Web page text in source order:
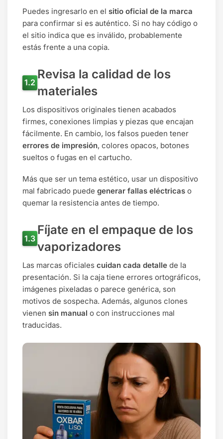
Puedes ingresarlo en el sitio oficial de la marca
para confirmar si es auténtico. Si no hay código o
el sitio indica que es inválido, probablemente
estás frente a una copia.
Revisa la calidad de los
materiales
Los dispositivos originales tienen acabados
firmes, conexiones limpias y piezas que encajan
fácilmente. En cambio, los falsos pueden tener
errores de impresión, colores opacos, botones
sueltos o fugas en el cartucho.
Más que ser un tema estético, usar un dispositivo
mal fabricado puede generar fallas eléctricas o
quemar la resistencia antes de tiempo.
Fíjate en el empaque de los
vaporizadores
Las marcas oficiales cuidan cada detalle de la
presentación. Si la caja tiene errores ortográficos,
imágenes pixeladas o parece genérica, son
motivos de sospecha. Además, algunos clones
vienen sin manual o con instrucciones mal
traducidas.